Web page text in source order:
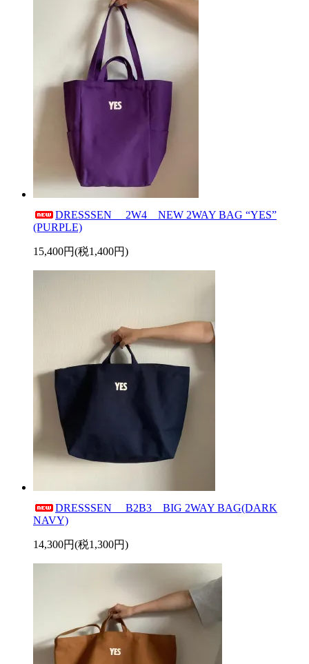
DRESSSEN 2W4 NEW 2WAY BAG “YES”
(PURPLE)
15,400円(税1,400円)
DRESSSEN B2B3 BIG 2WAY BAG(DARK
NAVY)
14,300円(税1,300円)